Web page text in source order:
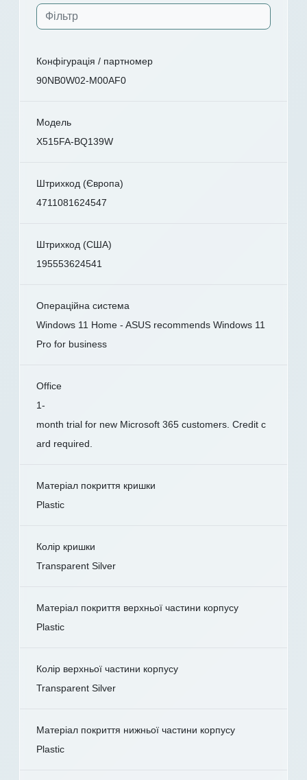
Конфігурація / партномер
90NB0W02-M00AF0
Модель
X515FA-BQ139W
Штрихкод (Європа)
4711081624547
Штрихкод (США)
195553624541
Операційна система
Windows 11 Home - ASUS recommends Windows 11
Pro for business
Office
1-
month trial for new Microsoft 365 customers. Credit c
ard required.
Матеріал покриття кришки
Plastic
Колір кришки
Transparent Silver
Матеріал покриття верхньої частини корпусу
Plastic
Колір верхньої частини корпусу
Transparent Silver
Матеріал покриття нижньої частини корпусу
Plastic